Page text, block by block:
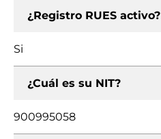
¿Registro RUES activo?
Si
¿Cuál es su NIT?
900995058